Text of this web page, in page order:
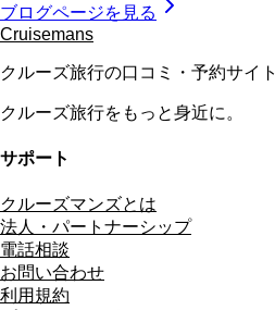
ブログページを見る
Cruisemans
クルーズ旅行の口コミ・予約サイト
クルーズ旅行をもっと身近に。
サポート
クルーズマンズとは
法人・パートナーシップ
電話相談
お問い合わせ
利用規約